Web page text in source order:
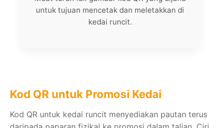
untuk tujuan mencetak dan meletakkan di
kedai runcit.
Kod QR untuk Promosi Kedai
Kod QR untuk kedai runcit menyediakan pautan terus